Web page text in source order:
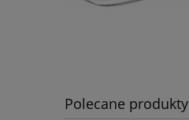
Polecane produkty